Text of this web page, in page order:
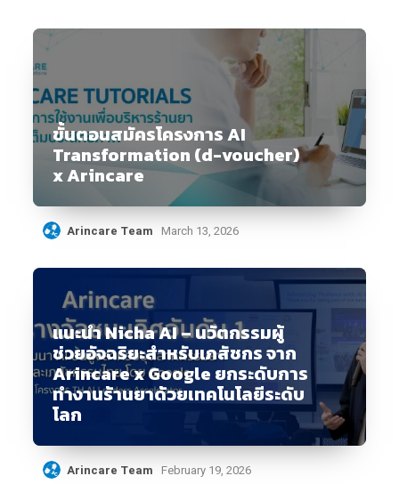
ขั้นตอนสมัครโครงการ AI
Transformation (d-voucher)
x Arincare
Arincare Team March 13, 2026
แนะนำ Nicha AI – นวัตกรรมผู้
ช่วยอัจฉริยะสำหรับเภสัชกร จาก
Arincare x Google ยกระดับการ
ทำงานร้านยาด้วยเทคโนโลยีระดับ
โลก
Arincare Team February 19, 2026